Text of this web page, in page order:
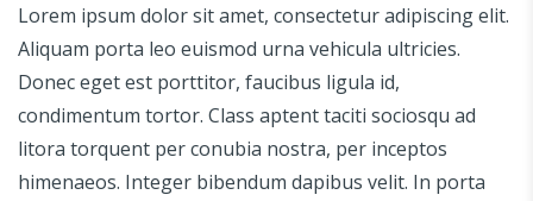
Lorem ipsum dolor sit amet, consectetur adipiscing elit.
Aliquam porta leo euismod urna vehicula ultricies.
Donec eget est porttitor, faucibus ligula id,
condimentum tortor. Class aptent taciti sociosqu ad
litora torquent per conubia nostra, per inceptos
himenaeos. Integer bibendum dapibus velit. In porta